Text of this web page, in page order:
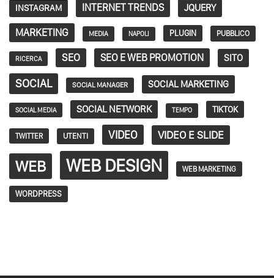
INSTAGRAM INTERNET TRENDS JQUERY
MARKETING MEDIA NAPOLI PLUGIN PUBBLICO
RICERCA SEO SEO E WEB PROMOTION SITO
SOCIAL SOCIAL MANAGER SOCIAL MARKETING
SOCIAL MEDIA SOCIAL NETWORK TEMPO TIKTOK
TWITTER UTENTI VIDEO VIDEO E SLIDE
WEB WEB DESIGN WEB MARKETING
WORDPRESS